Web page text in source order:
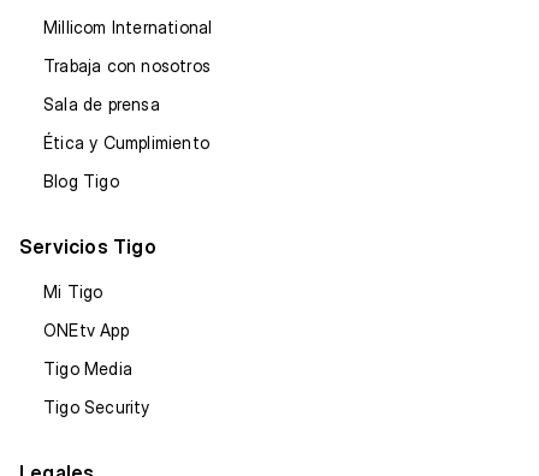
Millicom International
Trabaja con nosotros
Sala de prensa
Ética y Cumplimiento
Blog Tigo
Servicios Tigo
Mi Tigo
ONEtv App
Tigo Media
Tigo Security